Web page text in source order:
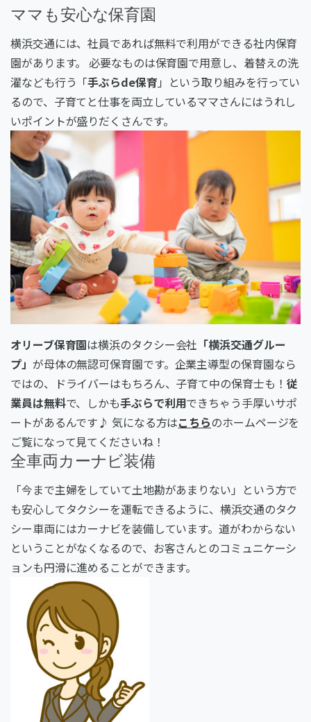
ママも安心な保育園
横浜交通には、社員であれば無料で利用ができる社内保育
園があります。 必要なものは保育園で用意し、着替えの洗
濯なども行う「手ぶらde保育 」という取り組みを行ってい
るので、子育てと仕事を両立しているママさんにはうれし
いポイントが盛りだくさんです。
オリーブ保育園は横浜のタクシー会社 「横浜交通グルー
プ」 が母体の無認可保育園です。企業主導型の保育園なら
ではの、ドライバーはもちろん、子育て中の保育士も！ 従
業員は無料で、しかも手ぶらで利用できちゃう手厚いサポ
ートがあるんです♪ 気になる方はこちらのホームページを
ご覧になって見てくださいね！
全車両カーナビ装備
「今まで主婦をしていて土地勘があまりない」という方で
も安心してタクシーを運転できるように、横浜交通のタク
シー車両にはカーナビを装備しています。道がわからない
ということがなくなるので、お客さんとのコミュニケーシ
ョンも円滑に進めることができます。